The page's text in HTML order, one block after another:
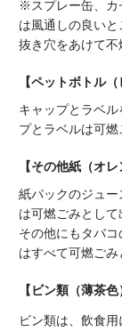
※スプレー缶、カ
は風通しの良い
抜き穴をあけて不
【ペットボトル
キャップとラベ
プとラベルは可燃
【その他紙（オ
紙パックのジュ
は可燃ごみとして
その他にもタバ
はすべて可燃ごみ
【ビン類（薄茶
ビン類は、飲食